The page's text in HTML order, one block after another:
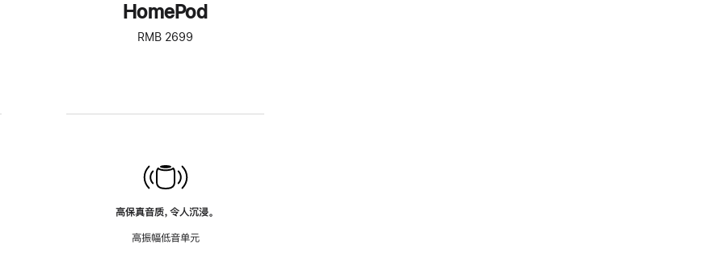
HomePod
RMB 2699
高保真音质，令人沉浸。
高振幅低音单元